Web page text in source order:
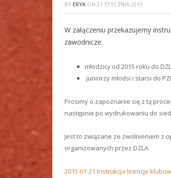
BY ERYK ON 21 STYCZNIA 2015
W załączeniu przekazujemy
zawodnicze:
młodzicy od 2015 roku do
juniorzy młodsi i starsi do
Prosimy o zapoznanie się z tą
następnie po wydrukowaniu do
Jest to związane ze zwolnieniem z
organizowanych przez DZLA.
2015-01-21 Instrukcja licencje